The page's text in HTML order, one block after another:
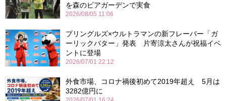
を森のビアガーデンで実食
2026/08/05 11:06
プリングルズ×ウルトラマンの新フレーバー「ガ
ーリックバター」発表 片寄涼太さんが祝福イベ
ントに登場
2026/07/01 22:12
外食市場、コロナ禍後初めて2019年超え 5月は
3282億円に